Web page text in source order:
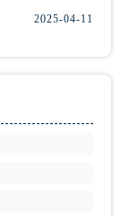
江苏省徐州市鼓楼区淮海东路29号苏宁广场IFC国际金融中心35层3508室浪琴售后服务中心（需提前预约）
2025-04-11